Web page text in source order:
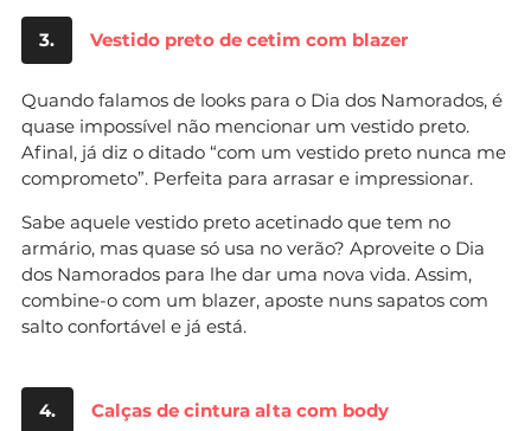
3. Vestido preto de cetim com blazer
Quando falamos de looks para o Dia dos Namorados, é
quase impossível não mencionar um vestido preto.
Afinal, já diz o ditado “com um vestido preto nunca me
comprometo”. Perfeita para arrasar e impressionar.
Sabe aquele vestido preto acetinado que tem no
armário, mas quase só usa no verão? Aproveite o Dia
dos Namorados para lhe dar uma nova vida. Assim,
combine-o com um blazer, aposte nuns sapatos com
salto confortável e já está.
4. Calças de cintura alta com body